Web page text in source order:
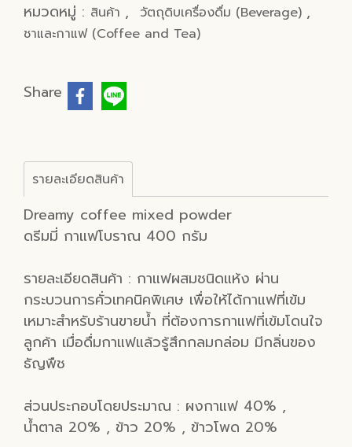
หมวดหมู่ : สินค้า , วัตถุดิบเครื่องดื่ม (Beverage) ,
ชาและกาแฟ (Coffee and Tea)
Share
รายละเอียดสินค้า
Dreamy coffee mixed powder
ดรีมมี่ กาแฟโบราณ 400 กรัม
รายละเอียดสินค้า : กาแฟผสมชนิดแห้ง ผ่าน
กระบวนการคั่วเทคนิคพิเศษ เพื่อให้ได้กาแฟที่เข้ม
เหมาะสำหรับร้านขายน้ำ ที่ต้องการกาแฟที่เข้มโดนใจ
ลูกค้า เมื่อดื่มกาแฟแล้วรู้สึกกลมกล่อม มีกลิ่นของ
ธัญพืช
ส่วนประกอบโดยประมาณ : ผงกาแฟ 40% ,
น้ำตาล 20% , ข้าว 20% , ข้าวโพด 20%